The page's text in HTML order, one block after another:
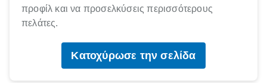
προφίλ και να προσελκύσεις περισσότερους
πελάτες.
Κατοχύρωσε την σελίδα